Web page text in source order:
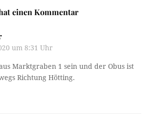
einen Kommentar
um 8:31 Uhr
Marktgraben 1 sein und der Obus ist
Richtung Hötting.